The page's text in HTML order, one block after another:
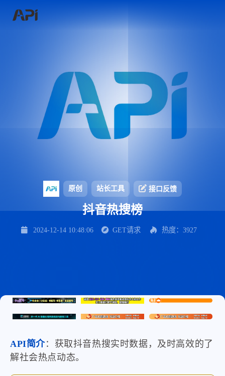
原创 站长工具 接口反馈
抖音热搜榜
2024-12-14 10:48:06 GET请求 热度：3927
API简介：获取抖音热搜实时数据，及时高效的了
解社会热点动态。